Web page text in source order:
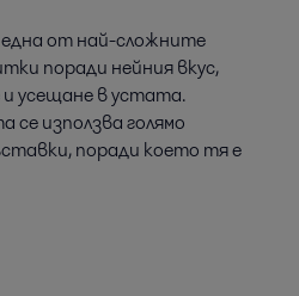
от най-сложните
поради нейния вкус,
усещане в устата.
използва голямо
поради което тя е